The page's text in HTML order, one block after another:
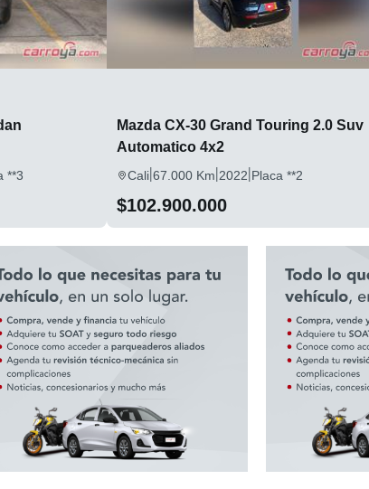
**3
Mazda CX-30 Grand Touring 2.0 Suv
Automatico 4x2
Cali|67.000 Km|2022|Placa **2
$102.900.000